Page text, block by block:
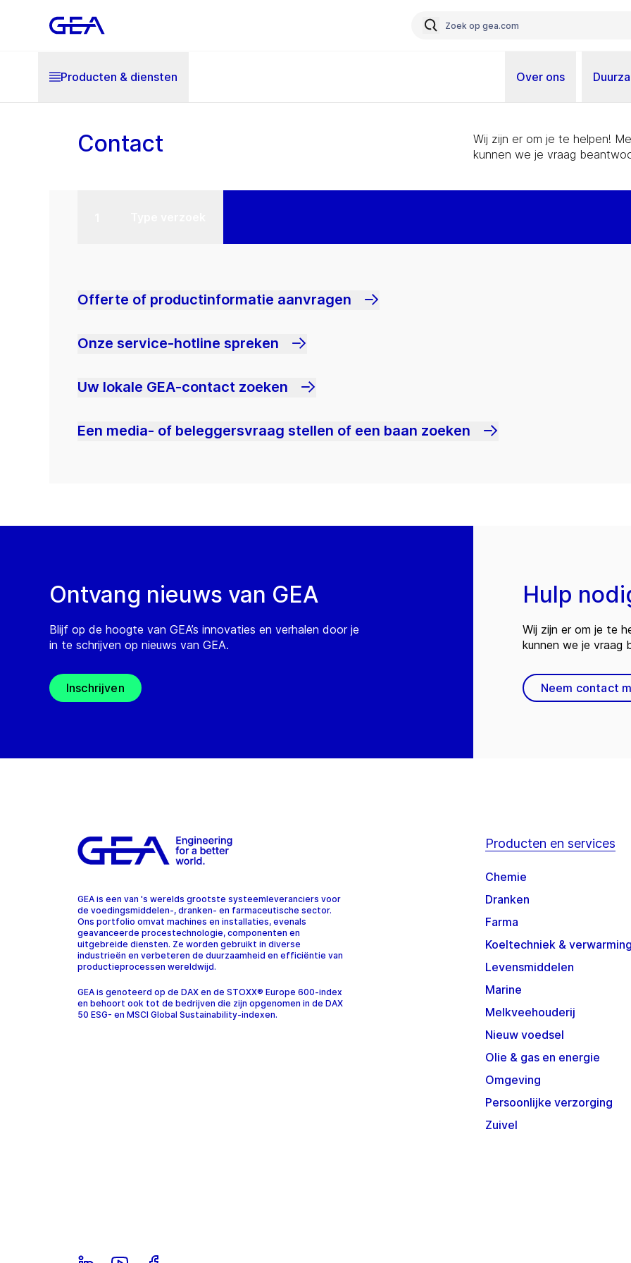
Producten & diensten Over ons
Contact
Wij zijn er om je te helpen!
kunnen we je vraag
Offerte of productinformatie aanvragen
Onze service-hotline spreken
Uw lokale GEA-contact zoeken
Een media- of beleggersvraag stellen of een baan zoeken
Ontvang nieuws van GEA
Blijf op de hoogte van GEA’s innovaties en verhalen door je
in te schrijven op nieuws van GEA.
Inschrijven
Hulp
Wij zijn er om je te
kunnen we je vraag
Neem contact
GEA is een van 's werelds grootste systeemleveranciers voor
de voedingsmiddelen-, dranken- en farmaceutische sector.
Ons portfolio omvat machines en installaties, evenals
geavanceerde procestechnologie, componenten en
uitgebreide diensten. Ze worden gebruikt in diverse
industrieën en verbeteren de duurzaamheid en efficiëntie van
productieprocessen wereldwijd.
GEA is genoteerd op de DAX en de STOXX® Europe 600-index
en behoort ook tot de bedrijven die zijn opgenomen in de DAX
50 ESG- en MSCI Global Sustainability-indexen.
Producten en services
Chemie
Dranken
Farma
Koeltechniek & verwarming
Levensmiddelen
Marine
Melkveehouderij
Nieuw voedsel
Olie & gas en energie
Omgeving
Persoonlijke verzorging
Zuivel